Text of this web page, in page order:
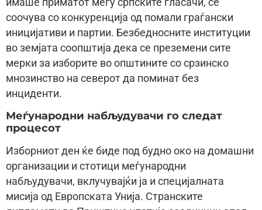
соочува со конкуренција од помали граѓански
иницијативи и партии. Безбедносните институции
во земјата соопштија дека се преземени сите
мерки за изборите во општините со срзинско
мнозинство на северот да поминат без
инциденти.
Меѓународни набљудувачи го следат
процесот
Изборниот ден ќе биде под будно око на домашни
организации и стотици меѓународни
набљудувачи, вклучувајќи ја и специјалната
мисија од Европската Унија. Странските